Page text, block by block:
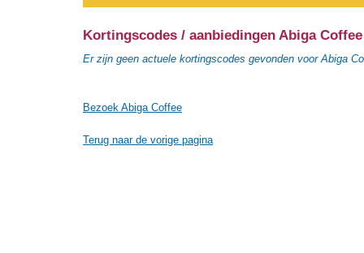
Kortingscodes / aanbiedingen Abiga Coffee
Er zijn geen actuele kortingscodes gevonden voor Abiga
Bezoek Abiga Coffee
Terug naar de vorige pagina